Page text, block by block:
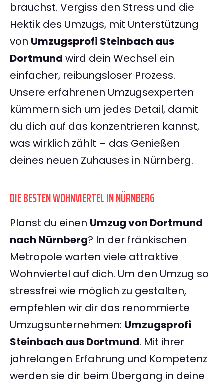
brauchst. Vergiss den Stress und die
Hektik des Umzugs, mit Unterstützung
von Umzugsprofi Steinbach aus
Dortmund wird dein Wechsel ein
einfacher, reibungsloser Prozess.
Unsere erfahrenen Umzugsexperten
kümmern sich um jedes Detail, damit
du dich auf das konzentrieren kannst,
was wirklich zählt – das Genießen
deines neuen Zuhauses in Nürnberg.
DIE BESTEN WOHNVIERTEL IN NÜRNBERG
Planst du einen Umzug von Dortmund
nach Nürnberg? In der fränkischen
Metropole warten viele attraktive
Wohnviertel auf dich. Um den Umzug so
stressfrei wie möglich zu gestalten,
empfehlen wir dir das renommierte
Umzugsunternehmen: Umzugsprofi
Steinbach aus Dortmund. Mit ihrer
jahrelangen Erfahrung und Kompetenz
werden sie dir beim Übergang in deine